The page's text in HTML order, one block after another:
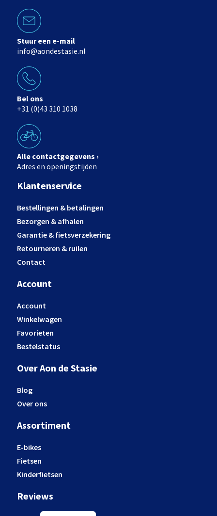
Stuur een e-mail
info@aondestasie.nl
Bel ons
+31 (0)43 310 1038
Alle contactgegevens ›
Adres en openingstijden
Klantenservice
Bestellingen & betalingen
Bezorgen & afhalen
Garantie & fietsverzekering
Retourneren & ruilen
Contact
Account
Account
Winkelwagen
Favorieten
Bestelstatus
Over Aon de Stasie
Blog
Over ons
Assortiment
E-bikes
Fietsen
Kinderfietsen
Reviews